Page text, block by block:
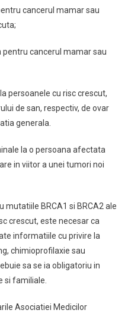
cancerul mamar sau
cancerul mamar sau
persoanele cu risc crescut,
de san, respectiv, de ovar
generala.
la o persoana afectata
in viitor a unei tumori noi
mutatiile BRCA1 si BRCA2 ale
crescut, este necesar ca
informatiile cu privire la
chimioprofilaxie sau
sa se ia obligatoriu in
si familiale.
Asociatiei Medicilor